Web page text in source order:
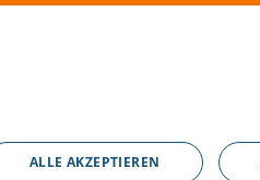
ALLE AKZEPTIEREN